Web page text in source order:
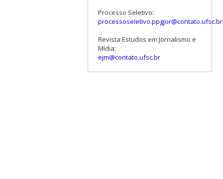
Processo Seletivo:
processoseletivo.ppgjor@contato.ufsc.br
Revista Estudos em Jornalismo e
Mídia:
ejm@contato.ufsc.br